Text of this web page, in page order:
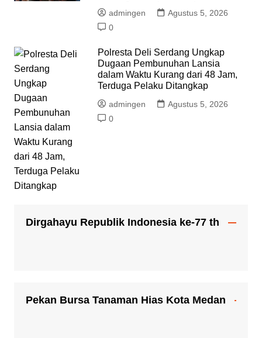
admingen
Agustus 5, 2026
0
Polresta Deli Serdang Ungkap
Dugaan Pembunuhan Lansia
dalam Waktu Kurang dari 48 Jam,
Terduga Pelaku Ditangkap
admingen
Agustus 5, 2026
0
Dirgahayu Republik Indonesia ke-77 th
Pekan Bursa Tanaman Hias Kota Medan